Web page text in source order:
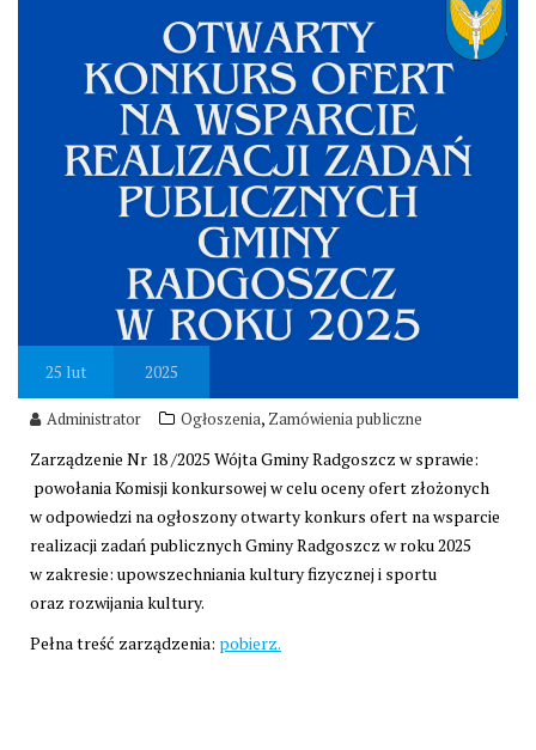
25 lut 2025
Administrator Ogłoszenia, Zamówienia publiczne
Zarządzenie Nr 18 /2025 Wójta Gminy Radgoszcz w sprawie:
powołania Komisji konkursowej w celu oceny ofert złożonych
w odpowiedzi na ogłoszony otwarty konkurs ofert na wsparcie
realizacji zadań publicznych Gminy Radgoszcz w roku 2025
w zakresie: upowszechniania kultury fizycznej i sportu
oraz rozwijania kultury.
Pełna treść zarządzenia: pobierz.